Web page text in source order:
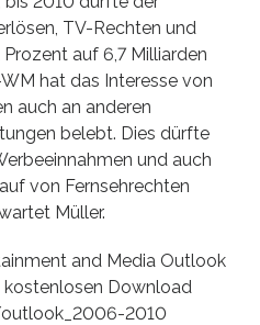
TV-Rechten und
auf 6,7 Milliarden
hat das Interesse von
auch an anderen
belebt. Dies dürfte
und auch
von Fernsehrechten
Müller.
and Media Outlook
kostenlosen Download
2010